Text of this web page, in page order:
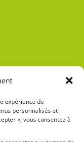
expérience de
personnalisés et
», vous consentez à